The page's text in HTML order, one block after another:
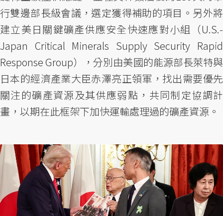
行雙邊部長級會議，選定獲得補助的項目。另外將
建立美日關鍵礦產供應安全快速應對小組（U.S.-
Japan Critical Minerals Supply Security Rapid
Response Group），分別由美國的能源部長萊特與
日本的經濟產業大臣赤澤亮正領軍，找出需要優先
關注的礦產資源及其供應弱點，共同制定協調計
畫，以期在此框架下加快運輸處理過的礦產資源。